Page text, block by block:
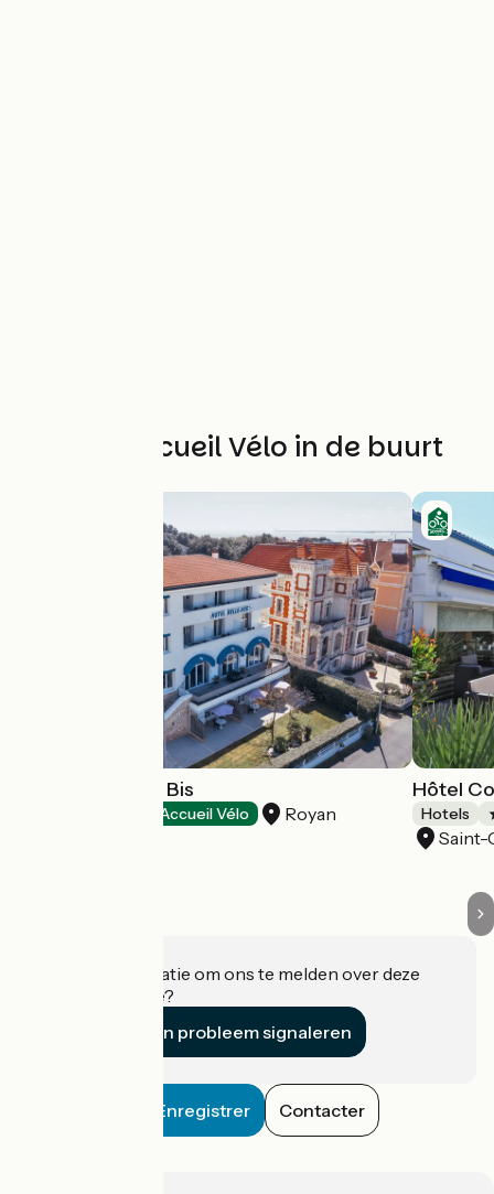
Andere Accueil Vélo in de buurt
Hôtel Belle-Vue Bis
Accueil Vélo Royan
Hôtel
Hotels
Saint-
Heeft u informatie om ons te melden over deze
accommodatie?
Een probleem signaleren
Enregistrer Contacter